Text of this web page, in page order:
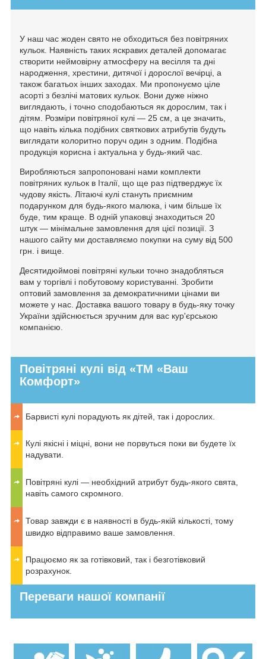
У наш час жоден свято не обходиться без повітряних
кульок. Наявність таких яскравих деталей допомагає
створити неймовірну атмосферу на весілля та дні
народження, хрестини, дитячої і дорослої вечірці, а
також багатьох інших заходах. Ми пропонуємо ціле
асорті з безлічі матових кульок. Вони дуже ніжно
виглядають, і точно сподобаються як дорослим, так і
дітям. Розміри повітряної кулі — 25 см, а це значить,
що навіть кілька подібних святкових атрибутів будуть
виглядати колоритно поруч один з одним. Подібна
продукція корисна і актуальна у будь-який час.
Виробляються запропоновані нами комплекти
повітряних кульок в Італії, що ще раз підтверджує їх
чудову якість. Літаючі кулі стануть приємним
подарунком для будь-якого малюка, і чим більше їх
буде, тим краще. В одній упаковці знаходиться 20
штук — мінімальне замовлення для цієї позиції. З
нашого сайту ми доставляємо покупки на суму від 500
грн. і вище.
Десятидюймові повітряні кульки точно знадобляться
вам у торгівлі і побутовому користуванні. Зробити
оптовий замовлення за демократичними цінами ви
можете у нас. Доставка вашого товару в будь-яку точку
України здійснюється зручним для вас кур'єрською
компанією.
Повітряні кулі від «ТМ «Ваш
Комфорт»
Барвисті кулі порадують як дітей, так і дорослих.
Кулі якісні і міцні, вони не порвуться поки ви будете їх
надувати.
Повітряні кулі — необхідний атрибут будь-якого свята,
навіть самого скромного.
Товар завжди є в наявності в будь-якій кількості, тому
швидко відправимо ваше замовлення.
Працюємо як за готівковий, так і безготівковий
розрахунок.
Переваги нашої компанії